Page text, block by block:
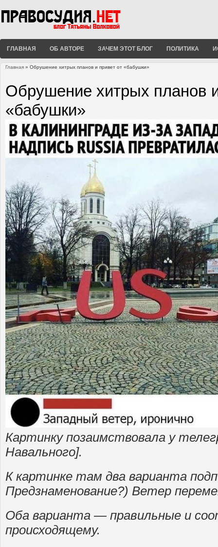
ГЛАВНАЯ ОБ АВТОРЕ ЗАЧЕМ ЭТОТ БЛОГ ПОЛИТИКА
Главная » Обрушение хитрых планов и привет от «бабушки»
Обрушение хитрых планов
«бабушки»
Картинку позаимствовала у
Навального].
К картинке там два варианта
Предзнаменование?) Ветер
Оба варианта — правильные и
происходящему.